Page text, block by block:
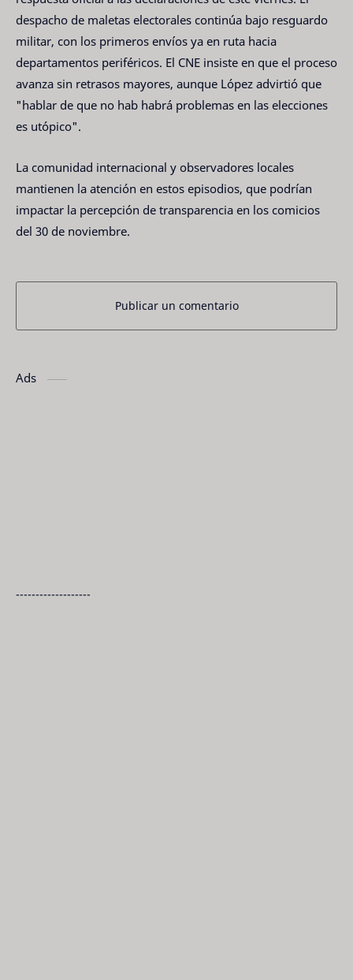
despacho de maletas electorales continúa bajo resguardo
militar, con los primeros envíos ya en ruta hacia
departamentos periféricos. El CNE insiste en que el proceso
avanza sin retrasos mayores, aunque López advirtió que
"hablar de que no hab habrá problemas en las elecciones
es utópico".
La comunidad internacional y observadores locales
mantienen la atención en estos episodios, que podrían
impactar la percepción de transparencia en los comicios
del 30 de noviembre.
Publicar un comentario
Ads
-------------------